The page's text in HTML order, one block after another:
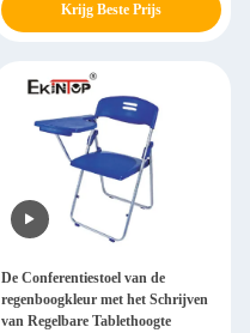
Krijg Beste Prijs
De Conferentiestoel van de
regenboogkleur met het Schrijven
van Regelbare Tablethoogte